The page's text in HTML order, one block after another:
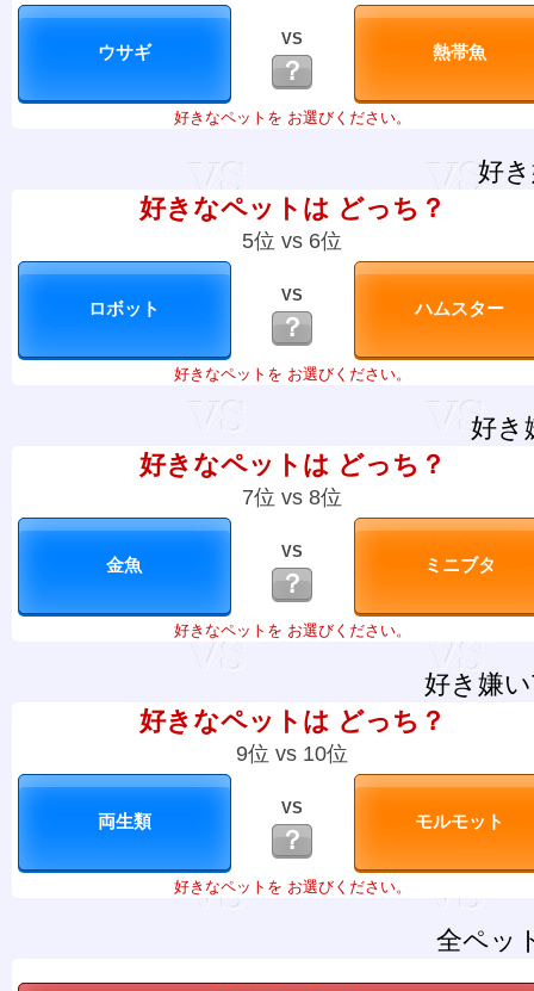
VS
？
好きなペットを お選びください。
好
好きなペットは どっち？
5位 vs 6位
VS
？
好きなペットを お選びください。
好き
好きなペットは どっち？
7位 vs 8位
VS
？
好きなペットを お選びください。
好き嫌
好きなペットは どっち？
9位 vs 10位
VS
？
好きなペットを お選びください。
全ペッ